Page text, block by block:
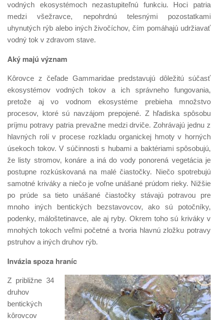
vodných ekosystémoch nezastupiteľnú funkciu. Hoci patria
medzi všežravce, nepohrdnú telesnými pozostatkami
uhynutých rýb alebo iných živočíchov, čím pomáhajú udržiavať
vodný tok v zdravom stave.
Aký majú význam
Kôrovce z čeľade Gammaridae predstavujú dôležitú súčasť
ekosystémov vodných tokov a ich správneho fungovania,
pretože aj vo vodnom ekosystéme prebieha množstvo
procesov, ktoré sú navzájom prepojené. Z hľadiska spôsobu
príjmu potravy patria prevažne medzi drviče. Zohrávajú jednu z
hlavných rolí v procese rozkladu organickej hmoty v horných
úsekoch tokov. V súčinnosti s hubami a baktériami spôsobujú,
že listy stromov, konáre a iná do vody ponorená vegetácia je
postupne rozkúskovaná na malé čiastočky. Niečo spotrebujú
samotné kriváky a niečo je voľne unášané prúdom rieky. Nižšie
po prúde sa tieto unášané čiastočky stávajú potravou pre
mnoho iných bentických bezstavovcov, ako sú potočníky,
podenky, máloštetinavce, ale aj ryby. Okrem toho sú kriváky v
mnohých tokoch veľmi početné a tvoria hlavnú zložku potravy
pstruhov a iných druhov rýb.
Invázia spoza hraníc
Z približne 34
druhov
bentických
kôrovcov